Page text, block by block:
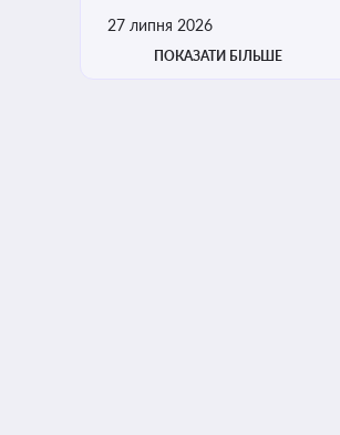
27 липня 2026
ПОКАЗАТИ БІЛЬШЕ